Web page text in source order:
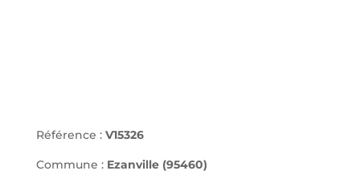
Référence : V15326
Commune : Ezanville (95460)